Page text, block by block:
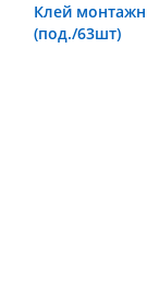
Клей
(под./63шт)